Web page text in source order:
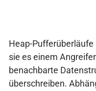
Heap-
sie es einem
benachbarte
überschreiben.